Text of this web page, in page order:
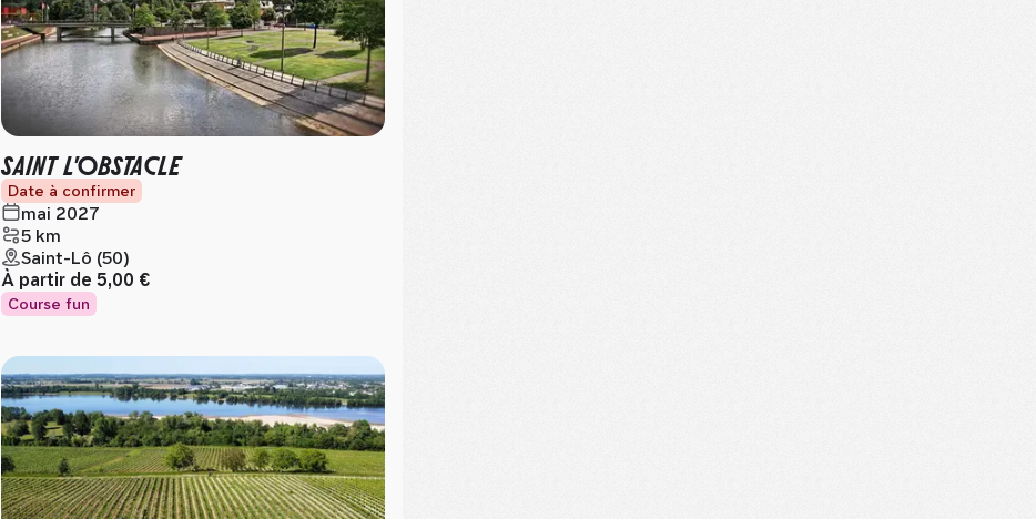
SAINT L'OBSTACLE
Date à confirmer
mai 2027
5 km
Saint-Lô (50)
À partir de 5,00 €
Course fun